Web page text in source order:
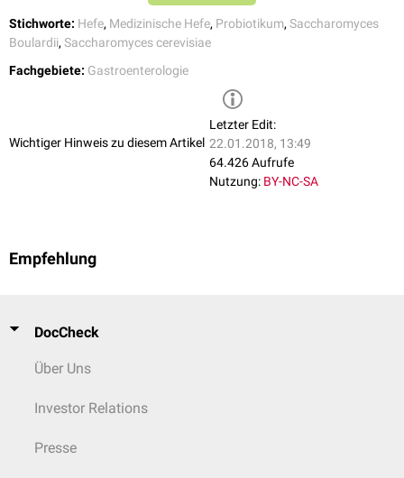
Stichworte: Hefe, Medizinische Hefe, Probiotikum, Saccharomyces
Boulardii, Saccharomyces cerevisiae
Fachgebiete: Gastroenterologie
Wichtiger Hinweis zu diesem Artikel
Letzter Edit:
22.01.2018, 13:49
64.426 Aufrufe
Nutzung: BY-NC-SA
Empfehlung
DocCheck
Über Uns
Investor Relations
Presse